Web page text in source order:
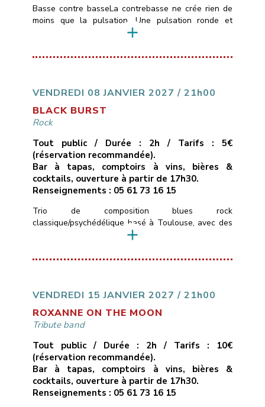
Basse contre basseLa contrebasse ne crée rien de
moins que la pulsation. Une pulsation ronde et
boisée, une pulsation mélodique qui construit
groupe.Hommage donc à quelques contrebassistes
Guillaume CerettoSaxophones : Michel Itier, Simon
MamdyBatterie : Jéremy Morello
___________________________
VENDREDI 08 JANVIER 2027 / 21h00
BLACK BURST
Rock
Tout public / Durée : 2h / Tarifs : 5€
(réservation recommandée).
Bar à tapas, comptoirs à vins, bières &
cocktails, ouverture à partir de 17h30.
Renseignements : 05 61 73 16 15
Trio de composition blues rock
classique/psychédélique basé à Toulouse, avec des
influences allant de Led Zepplin au Black Keys en
varier avec des sonorités stoner plus moderne.Le
VENDREDI 15 JANVIER 2027 / 21h00
ROXANNE ON THE MOON
Tribute band
Tout public / Durée : 2h / Tarifs : 10€
(réservation recommandée).
Bar à tapas, comptoirs à vins, bières &
cocktails, ouverture à partir de 17h30.
Renseignements : 05 61 73 16 15